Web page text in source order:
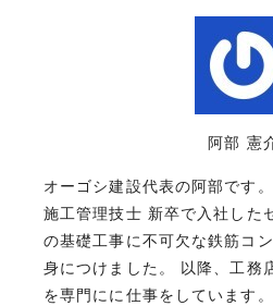
阿部 憲
オーゴシ建設代表の阿部です
施工管理技士 新卒で入社した
の基礎工事に不可欠な鉄筋コ
身につけました。 以降、工務
を専門にに仕事をしています。